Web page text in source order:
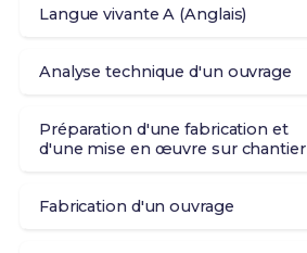
Langue vivante A (Anglais)
Analyse technique d'un ouvrage
Préparation d'une fabrication et
d'une mise en œuvre sur chantier
Fabrication d'un ouvrage